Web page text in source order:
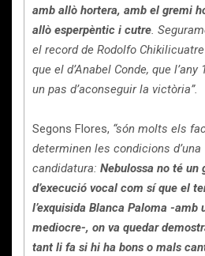
amb allò hortera, amb el gremi
allò esperpèntic i cutre.
el record de Rodolfo
que el d’Anabel Conde, que l’any
un pas d’aconseguir la victòria”.
Segons Flores, “són molts els
determinen les condicions d’una
candidatura: Nebulossa no té un
d’execució vocal com sí que el
l’exquisida Blanca Paloma -amb
mediocre-, on va quedar
tant li fa si hi ha bons o mals